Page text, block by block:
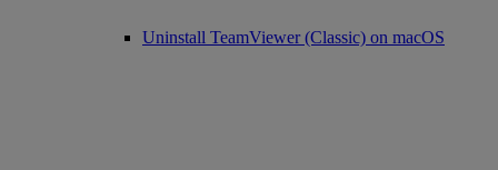
Uninstall TeamViewer (Classic) on macOS